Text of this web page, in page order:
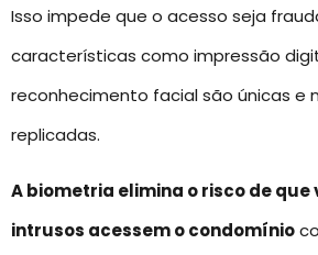
Isso impede que o acesso seja
características como impressão
reconhecimento facial são únicas e
replicadas.
A biometria elimina o risco de que
intrusos acessem o condomínio